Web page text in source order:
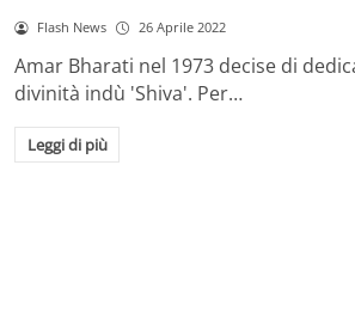
Flash News 26 Aprile 2022
Amar Bharati nel 1973 decise di
divinità indù 'Shiva'. Per…
Leggi di più